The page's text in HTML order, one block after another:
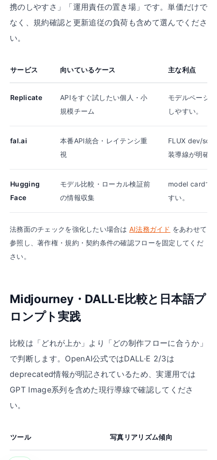
携のしやすさ」「運用責任の置き場」です。単価だけで
なく、規約確認と更新追従の負荷も含めて選んでくださ
い。
サービス 向いているケース 主な利点
Replicate
APIをすぐ試したい個人・小
規模チーム
モデルページ
しやすい。
fal.ai
本番API統合・レイテンシ重
視
FLUX dev/
装導線が明確。
Hugging
Face
モデル比較・ローカル検証前
の情報収集
model cardで
すい。
法務面のチェックを強化したい場合は AI法務ガイド をあわせて
参照し、著作権・規約・契約条件の確認フローを固定してくだ
さい。
Midjourney・DALL·E比較と日本語プ
ロンプト実践
比較は「どれが上か」より「どの制作フローに合うか」
で判断します。OpenAI公式ではDALL·E 2/3は
deprecated情報が明記されているため、実運用では
GPT Image系列を含めた現行導線で確認してくださ
い。
ツール 写真リアリズム傾向